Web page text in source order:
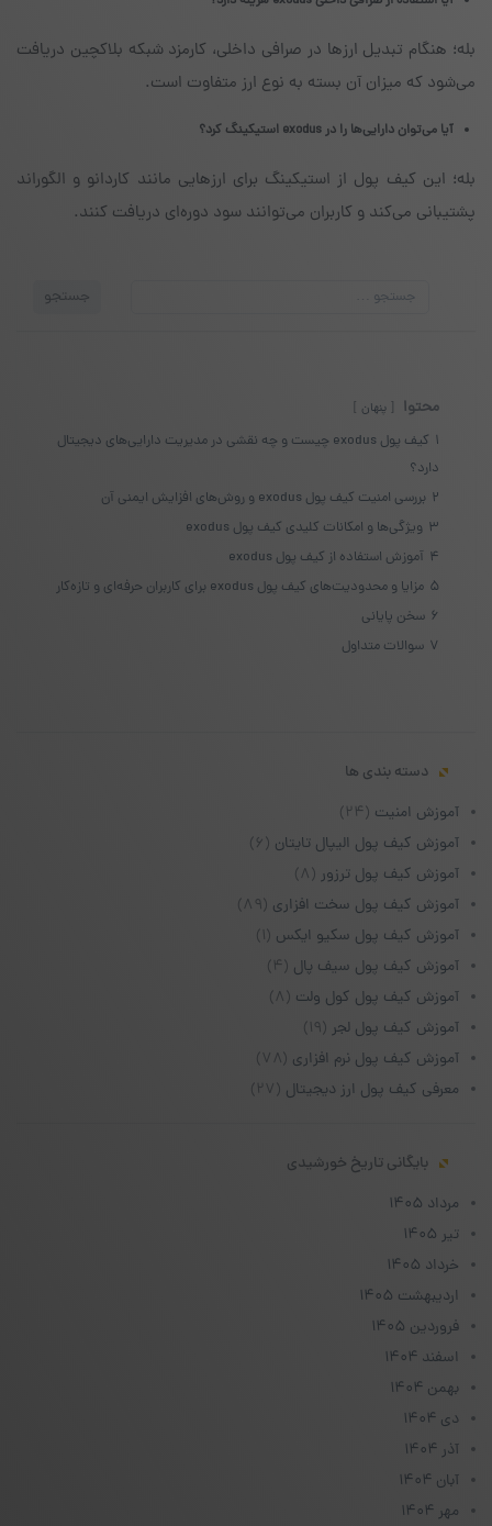
بله؛ هنگام تبدیل ارزها در صرافی داخلی، کارمزد شبکه بلاکچین دریافت
می‌شود که میزان آن بسته به نوع ارز متفاوت است.
آیا می‌توان دارایی‌ها را در exodus استیکینگ کرد؟
بله؛ این کیف پول از استیکینگ برای ارزهایی مانند کاردانو و الگوراند
پشتیبانی می‌کند و کاربران می‌توانند سود دوره‌ای دریافت کنند.
جستجو
محتوا پنهان
1
کیف پول exodus چیست و چه نقشی در مدیریت دارایی‌های دیجیتال
دارد؟
2 بررسی امنیت کیف پول exodus و روش‌های افزایش ایمنی آن
3 ویژگی‌ها و امکانات کلیدی کیف پول exodus
4 آموزش استفاده از کیف پول exodus
5 مزایا و محدودیت‌های کیف پول exodus برای کاربران حرفه‌ای و تازه‌کار
6 سخن پایانی
7 سوالات متداول
دسته بندی ها
آموزش امنیت (۲۴)
آموزش کیف پول الیپال تایتان (۶)
آموزش کیف پول ترزور (۸)
آموزش کیف پول سخت افزاری (۸۹)
آموزش کیف پول سکیو ایکس (۱)
آموزش کیف پول سیف پال (۴)
آموزش کیف پول کول ولت (۸)
آموزش کیف پول لجر (۱۹)
آموزش کیف پول نرم افزاری (۷۸)
معرفی کیف پول ارز دیجیتال (۲۷)
بایگانی تاریخ خورشیدی
مرداد ۱۴۰۵
تیر ۱۴۰۵
خرداد ۱۴۰۵
اردیبهشت ۱۴۰۵
فروردین ۱۴۰۵
اسفند ۱۴۰۴
بهمن ۱۴۰۴
دی ۱۴۰۴
آذر ۱۴۰۴
آبان ۱۴۰۴
مهر ۱۴۰۴